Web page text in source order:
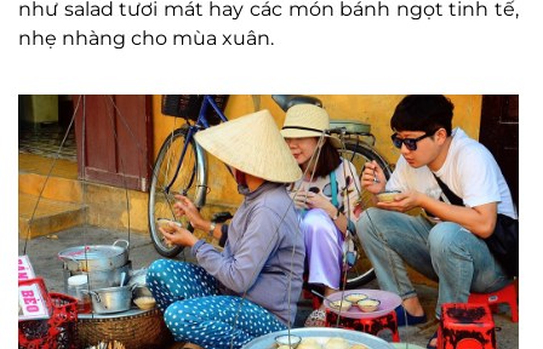
như salad tươi mát hay các món bánh ngọt tinh tế,
nhẹ nhàng cho mùa xuân.